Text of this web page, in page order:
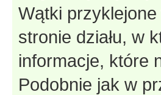
Wątki
stronie działu, w
informacje, które
Podobnie jak w